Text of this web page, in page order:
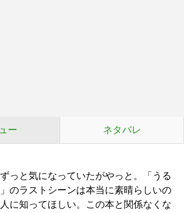
ー ネタバレ
っと気になっていたがやっと。「うる
のラストシーンは本当に素晴らしいの
に知ってほしい。この本と関係なくな